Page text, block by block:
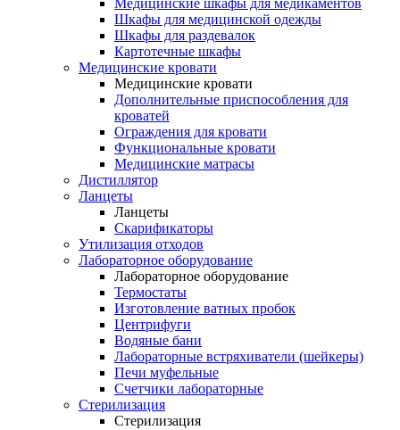
Медицинские шкафы для медикаментов
Шкафы для медицинской одежды
Шкафы для раздевалок
Картотечные шкафы
Медицинские кровати
Медицинские кровати
Дополнительные приспособления для
кроватей
Ограждения для кровати
Функциональные кровати
Медицинские матрасы
Дистиллятор
Ланцеты
Ланцеты
Скарификаторы
Утилизация отходов
Лабораторное оборудование
Лабораторное оборудование
Термостаты
Изготовление ватных пробок
Центрифуги
Водяные бани
Лабораторные встряхиватели (шейкеры)
Печи муфельные
Счетчики лабораторные
Стерилизация
Стерилизация